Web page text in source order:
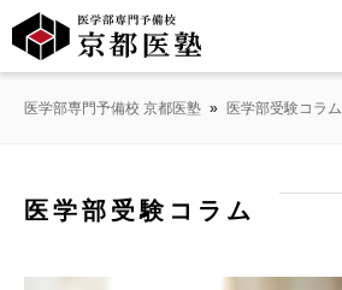
医学部専門予備校 京都医塾 » 医学部受験コラム
医学部受験コラム